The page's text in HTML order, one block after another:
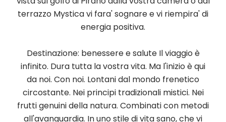
terrazzo Mystica vi fara' sognare e vi riempira' di
energia positiva.
Destinazione: benessere e salute Il viaggio è
infinito. Dura tutta la vostra vita. Ma l'inizio è qui
da noi. Con noi. Lontani dal mondo frenetico
circostante. Nei principi tradizionali mistici. Nei
frutti genuini della natura. Combinati con metodi
all'avanguardia. In uno stile di vita sano, che vi